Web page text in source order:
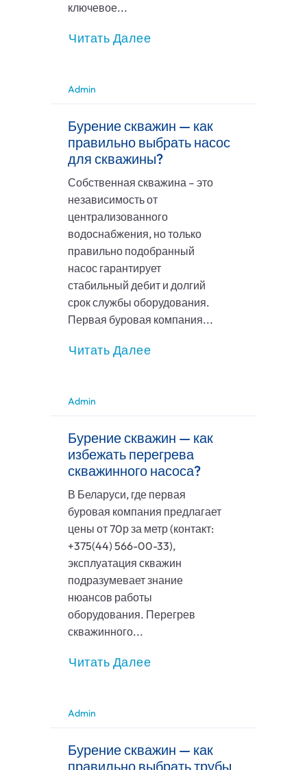
ключевое...
Читать Далее
Admin
Бурение скважин — как
правильно выбрать насос
для скважины?
Собственная скважина – это
независимость от
централизованного
водоснабжения, но только
правильно подобранный
насос гарантирует
стабильный дебит и долгий
срок службы оборудования.
Первая буровая компания...
Читать Далее
Admin
Бурение скважин — как
избежать перегрева
скважинного насоса?
В Беларуси, где первая
буровая компания предлагает
цены от 70р за метр (контакт:
+375(44) 566-00-33),
эксплуатация скважин
подразумевает знание
нюансов работы
оборудования. Перегрев
скважинного...
Читать Далее
Admin
Бурение скважин — как
правильно выбрать трубы